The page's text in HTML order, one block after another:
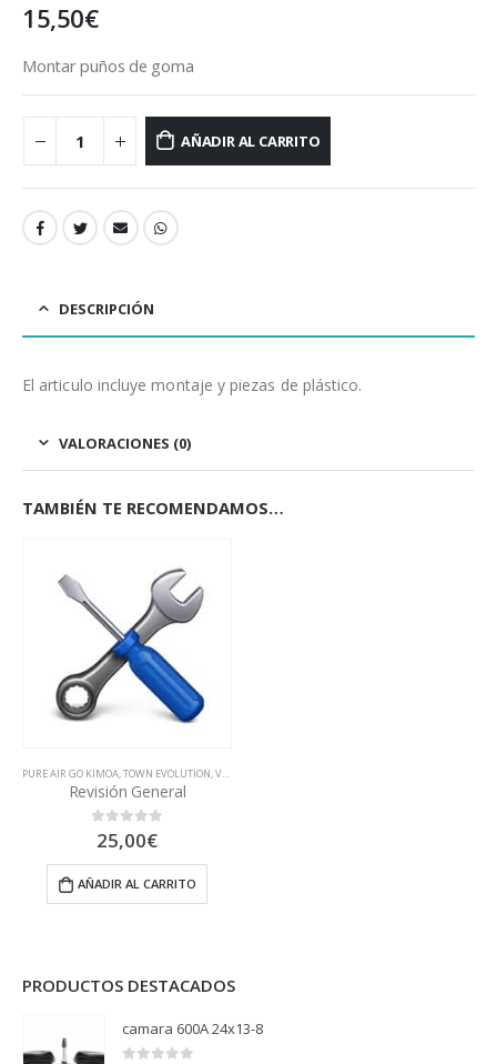
15,50€
Montar puños de goma
AÑADIR AL CARRITO
DESCRIPCIÓN
El articulo incluye montaje y piezas de plástico.
VALORACIONES (0)
TAMBIÉN TE RECOMENDAMOS…
PURE AIR GO KIMOA,TOWN EVOLUTION,VSETT EAGLE
Revisión General
0out of 5
25,00€
AÑADIR AL CARRITO
PRODUCTOS DESTACADOS
camara 600A 24x13-8